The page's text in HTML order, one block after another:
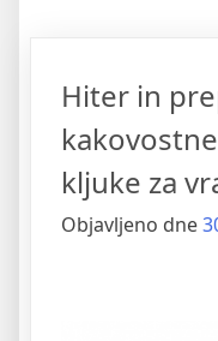
Hiter in
kljuke za
Objavljeno dne